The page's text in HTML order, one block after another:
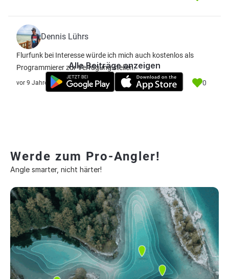
Dennis Lührs
Flurfunk bei Interesse würde ich mich auch kostenlos als
Programmierer zur Verfügung stellen.
vor 9 Jahre 0
Alle Beiträge anzeigen
Werde zum Pro-Angler!
Angle smarter, nicht härter!